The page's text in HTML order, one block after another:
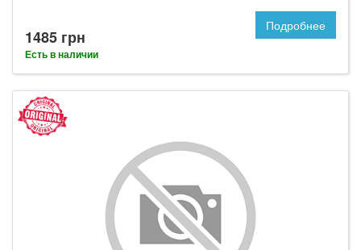
1485 грн
Есть в наличии
Подробнее